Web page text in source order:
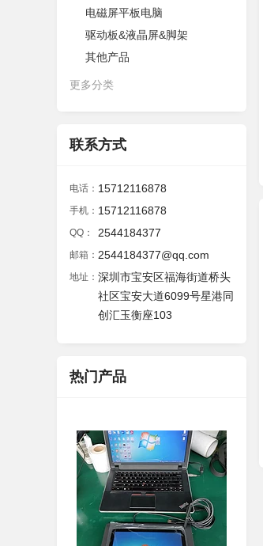
电磁屏平板电脑
驱动板&液晶屏&脚架
其他产品
更多分类
联系方式
电话： 15712116878
手机： 15712116878
QQ： 2544184377
邮箱： 2544184377@qq.com
地址： 深圳市宝安区福海街道桥头
社区宝安大道6099号星港同
创汇玉衡座103
热门产品